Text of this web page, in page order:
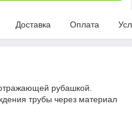
Доставка Оплата
рубашкой.
трубы через материал